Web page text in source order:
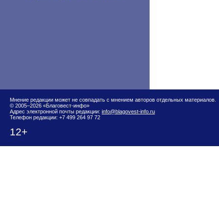
Мнение редакции может не совпадать с мнением авторов отдельных материалов.
© 2005–2026 «Благовест-инфо»
Адрес электронной почты редакции: info@blagovest-info.ru
Телефон редакции: +7 499 264 97 72
12+